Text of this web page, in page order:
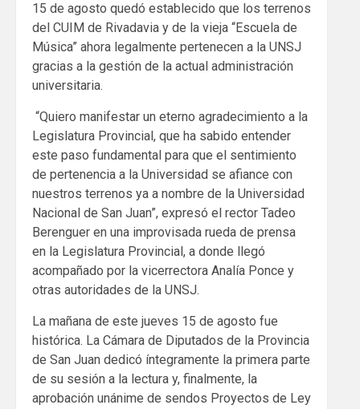
15 de agosto quedó establecido que los terrenos
del CUIM de Rivadavia y de la vieja “Escuela de
Música” ahora legalmente pertenecen a la UNSJ
gracias a la gestión de la actual administración
universitaria.
“Quiero manifestar un eterno agradecimiento a la
Legislatura Provincial, que ha sabido entender
este paso fundamental para que el sentimiento
de pertenencia a la Universidad se afiance con
nuestros terrenos ya a nombre de la Universidad
Nacional de San Juan”, expresó el rector Tadeo
Berenguer en una improvisada rueda de prensa
en la Legislatura Provincial, a donde llegó
acompañado por la vicerrectora Analía Ponce y
otras autoridades de la UNSJ.
La mañana de este jueves 15 de agosto fue
histórica. La Cámara de Diputados de la Provincia
de San Juan dedicó íntegramente la primera parte
de su sesión a la lectura y, finalmente, la
aprobación unánime de sendos Proyectos de Ley